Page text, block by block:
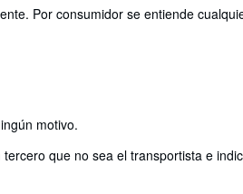
Por consumidor se entiende
motivo.
que no sea el transportista e